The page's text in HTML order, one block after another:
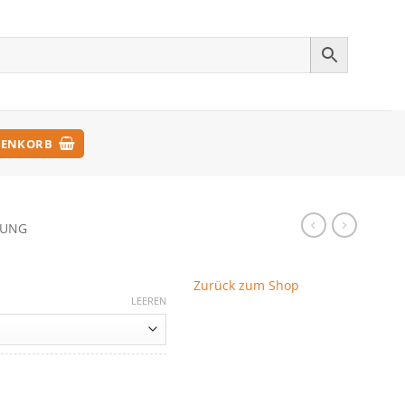
LEEREN
Zurück zum Shop